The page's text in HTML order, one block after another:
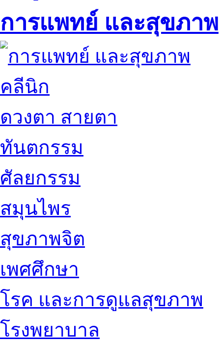
การแพทย์ และสุขภาพ
คลีนิก
ดวงตา สายตา
ทันตกรรม
ศัลยกรรม
สมุนไพร
สุขภาพจิต
เพศศึกษา
โรค และการดูแลสุขภาพ
โรงพยาบาล